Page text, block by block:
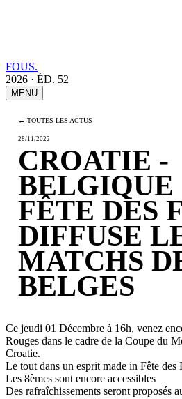
FOUS.
2026 · ÉD. 52
MENU
← TOUTES LES ACTUS
28/11/2022
CROATIE -
BELGIQUE
FÊTE DES
DIFFUSE
MATCHS
BELGES
Ce jeudi 01 Décembre à 16h, venez
Rouges dans le cadre de la Coupe du
Croatie.
Le tout dans un esprit made in Fête des
Les 8èmes sont encore accessibles
Des rafraîchissements seront proposés